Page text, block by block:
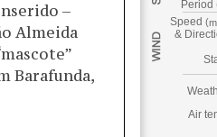
–
Almeida
Barafunda,